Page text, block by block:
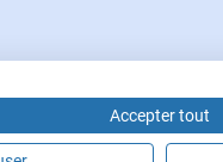
Accepter tout